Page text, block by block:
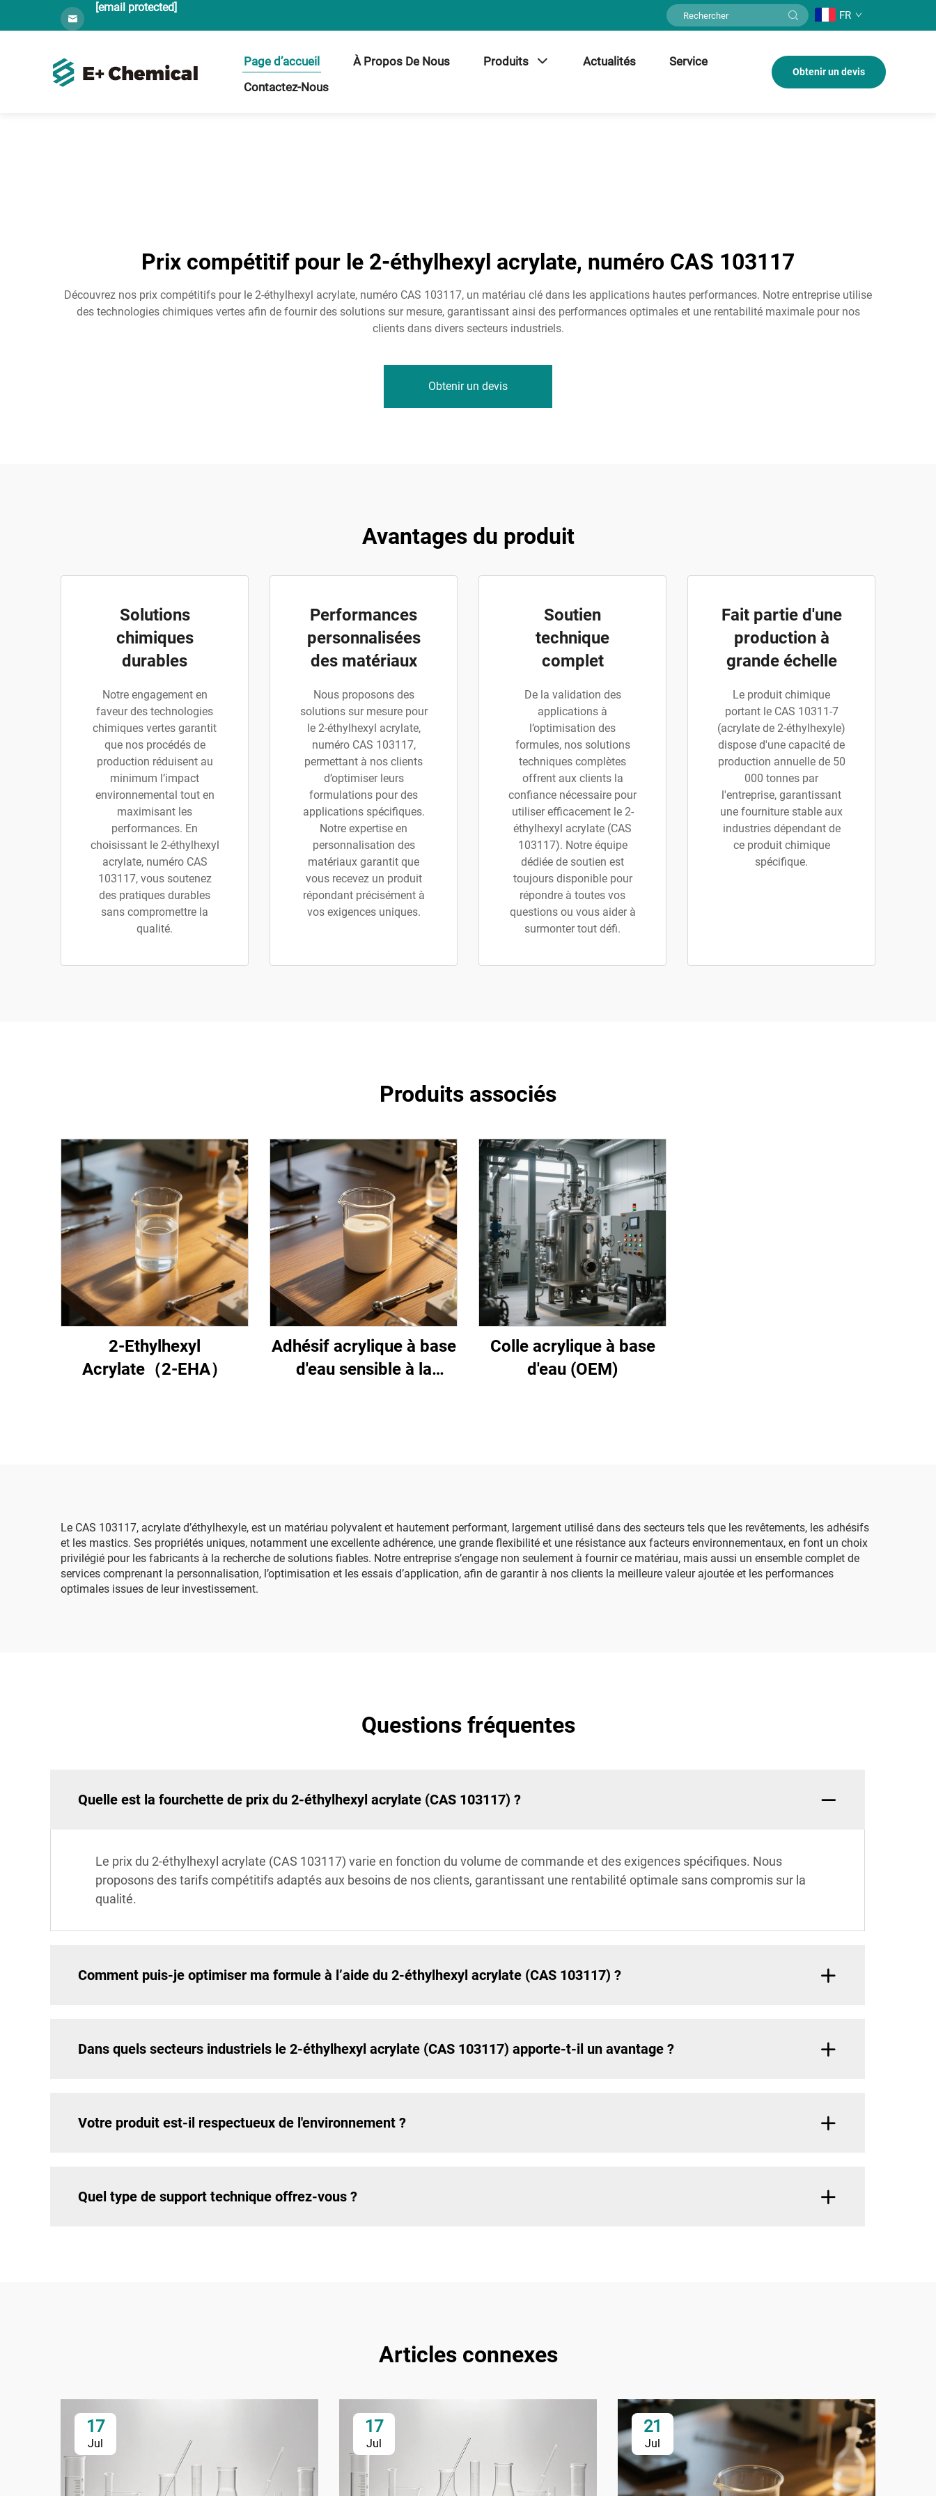
[email protected]
FR
Page d’accueil À Propos De Nous Produits Actualités
Service
Contactez-Nous
Obtenir un devis
Prix compétitif pour le 2-éthylhexyl acrylate, numéro CAS 103117
Découvrez nos prix compétitifs pour le 2-éthylhexyl acrylate, numéro CAS 103117, un matériau clé dans les applications hautes performances. Notre entreprise utilise
des technologies chimiques vertes afin de fournir des solutions sur mesure, garantissant ainsi des performances optimales et une rentabilité maximale pour nos
clients dans divers secteurs industriels.
Obtenir un devis
Avantages du produit
Solutions
chimiques
durables
Notre engagement en
faveur des technologies
chimiques vertes garantit
que nos procédés de
production réduisent au
minimum l’impact
environnemental tout en
maximisant les
performances. En
choisissant le 2-éthylhexyl
acrylate, numéro CAS
103117, vous soutenez
des pratiques durables
sans compromettre la
qualité.
Performances
personnalisées
des matériaux
Nous proposons des
solutions sur mesure pour
le 2-éthylhexyl acrylate,
numéro CAS 103117,
permettant à nos clients
d’optimiser leurs
formulations pour des
applications spécifiques.
Notre expertise en
personnalisation des
matériaux garantit que
vous recevez un produit
répondant précisément à
vos exigences uniques.
Soutien
technique
complet
De la validation des
applications à
l’optimisation des
formules, nos solutions
techniques complètes
offrent aux clients la
confiance nécessaire pour
utiliser efficacement le 2-
éthylhexyl acrylate (CAS
103117). Notre équipe
dédiée de soutien est
toujours disponible pour
répondre à toutes vos
questions ou vous aider à
surmonter tout défi.
Fait partie d'une
production à
grande échelle
Le produit chimique
portant le CAS 10311-7
(acrylate de 2-éthylhexyle)
dispose d'une capacité de
production annuelle de 50
000 tonnes par
l'entreprise, garantissant
une fourniture stable aux
industries dépendant de
ce produit chimique
spécifique.
Produits associés
2-Ethylhexyl
Acrylate（2-EHA）
Adhésif acrylique à base
d'eau sensible à la
Colle acrylique à base
d'eau (OEM)
Le CAS 103117, acrylate d’éthylhexyle, est un matériau polyvalent et hautement performant, largement utilisé dans des secteurs tels que les revêtements, les adhésifs
et les mastics. Ses propriétés uniques, notamment une excellente adhérence, une grande flexibilité et une résistance aux facteurs environnementaux, en font un choix
privilégié pour les fabricants à la recherche de solutions fiables. Notre entreprise s’engage non seulement à fournir ce matériau, mais aussi un ensemble complet de
services comprenant la personnalisation, l’optimisation et les essais d’application, afin de garantir à nos clients la meilleure valeur ajoutée et les performances
optimales issues de leur investissement.
Questions fréquentes
Quelle est la fourchette de prix du 2-éthylhexyl acrylate (CAS 103117) ?
Le prix du 2-éthylhexyl acrylate (CAS 103117) varie en fonction du volume de commande et des exigences spécifiques. Nous
proposons des tarifs compétitifs adaptés aux besoins de nos clients, garantissant une rentabilité optimale sans compromis sur la
qualité.
Comment puis-je optimiser ma formule à l’aide du 2-éthylhexyl acrylate (CAS 103117) ?
Dans quels secteurs industriels le 2-éthylhexyl acrylate (CAS 103117) apporte-t-il un avantage ?
Votre produit est-il respectueux de l'environnement ?
Quel type de support technique offrez-vous ?
Articles connexes
17
Jul
17
Jul
21
Jul